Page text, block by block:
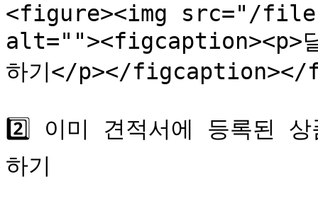
<figure><img src="/files/
alt=""><figcaption><p>딜
하기</p></
2️⃣ 이미 견적서에 등록된
하기